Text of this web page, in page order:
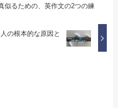
似るための、英作文の2つの練
の根本的な原因と